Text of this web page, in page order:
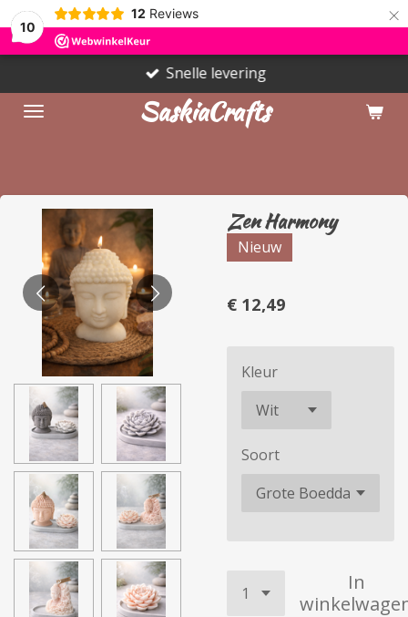
10
12 Reviews ×
SaskiaCrafts
Snelle levering
Zen Harmony
Nieuw
€ 12,49
Kleur
Soort
In